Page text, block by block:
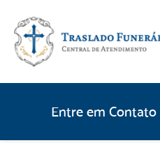
Entre em Contato